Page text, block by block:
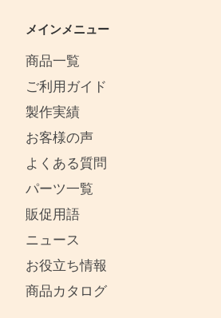
メインメニュー
商品一覧
ご利用ガイド
製作実績
お客様の声
よくある質問
パーツ一覧
販促用語
ニュース
お役立ち情報
商品カタログ